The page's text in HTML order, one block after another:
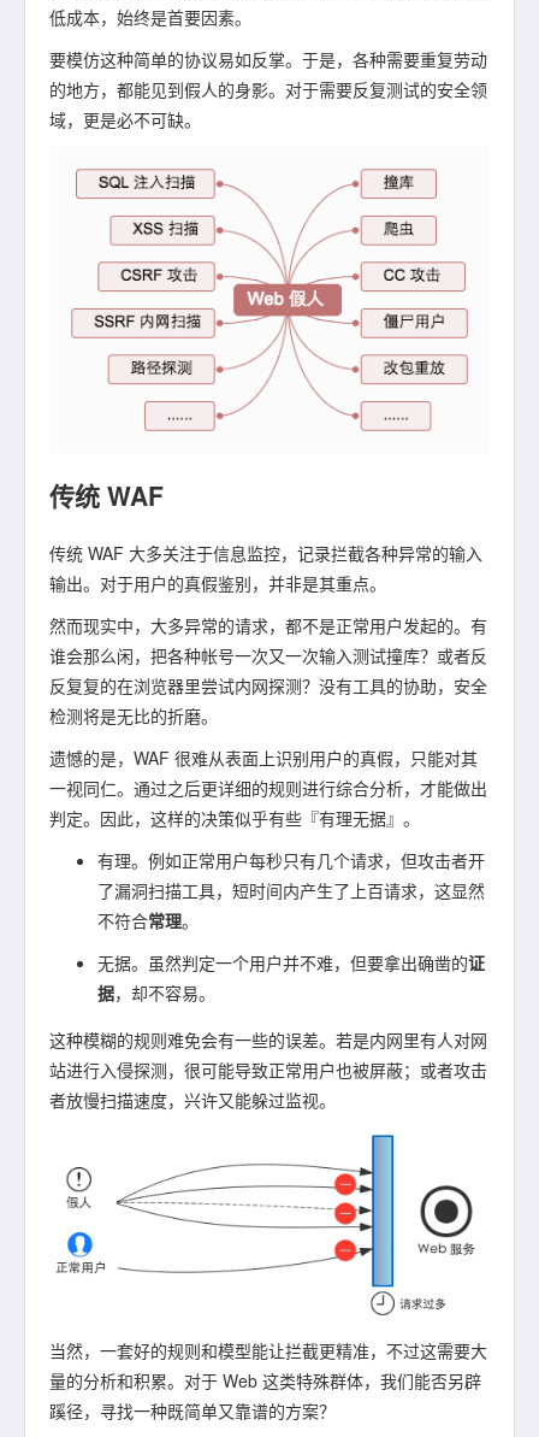
低成本，始终是首要因素。
要模仿这种简单的协议易如反掌。于是，各种需要重复劳动
的地方，都能见到假人的身影。对于需要反复测试的安全领
域，更是必不可缺。
传统 WAF
传统 WAF 大多关注于信息监控，记录拦截各种异常的输入
输出。对于用户的真假鉴别，并非是其重点。
然而现实中，大多异常的请求，都不是正常用户发起的。有
谁会那么闲，把各种帐号一次又一次输入测试撞库？或者反
反复复的在浏览器里尝试内网探测？没有工具的协助，安全
检测将是无比的折磨。
遗憾的是，WAF 很难从表面上识别用户的真假，只能对其
一视同仁。通过之后更详细的规则进行综合分析，才能做出
判定。因此，这样的决策似乎有些『有理无据』。
有理。例如正常用户每秒只有几个请求，但攻击者开
了漏洞扫描工具，短时间内产生了上百请求，这显然
不符合常理。
无据。虽然判定一个用户并不难，但要拿出确凿的证
据，却不容易。
这种模糊的规则难免会有一些的误差。若是内网里有人对网
站进行入侵探测，很可能导致正常用户也被屏蔽；或者攻击
者放慢扫描速度，兴许又能躲过监视。
当然，一套好的规则和模型能让拦截更精准，不过这需要大
量的分析和积累。对于 Web 这类特殊群体，我们能否另辟
蹊径，寻找一种既简单又靠谱的方案？